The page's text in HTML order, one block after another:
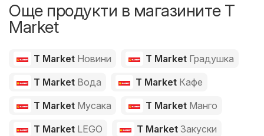
Още продукти в магазините T
Market
T Market Новини T Market Градушка
T Market Вода T Market Кафе
T Market Мусака T Market Манго
T Market LEGO T Market Закуски